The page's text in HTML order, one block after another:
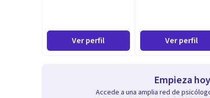
Ver perfil Ver perfil
Empieza
Accede a una amplia red de